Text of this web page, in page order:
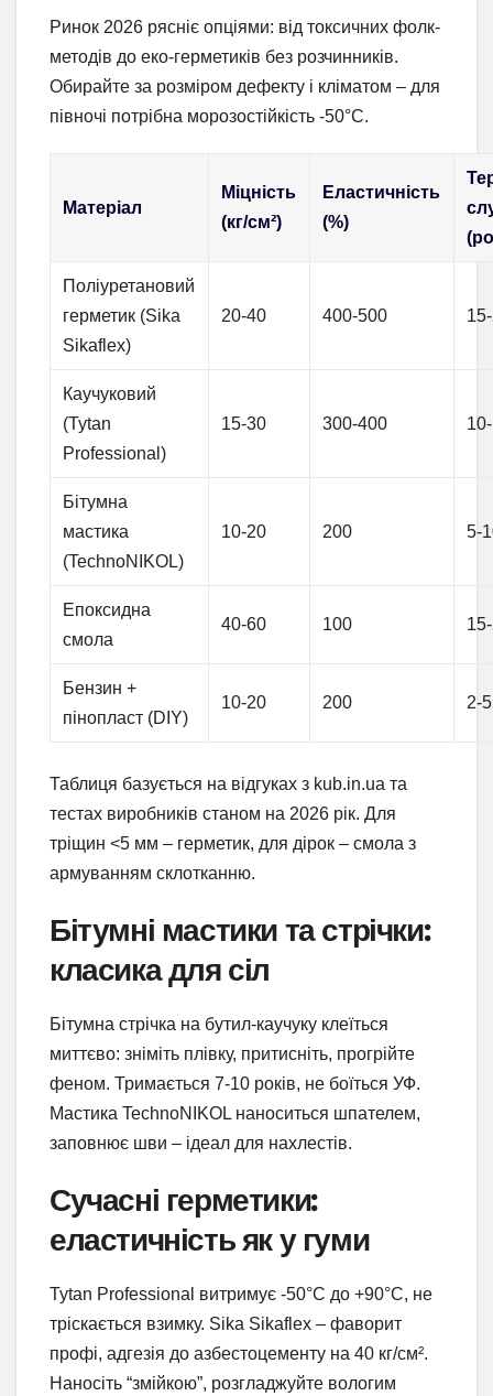
Ринок 2026 рясніє опціями: від токсичних фолк-
методів до еко-герметиків без розчинників.
Обирайте за розміром дефекту і кліматом – для
півночі потрібна морозостійкість -50°C.
Матеріал
Міцність
(кг/см²)
Еластичність
(%)
Поліуретановий
герметик (Sika
Sikaflex)
20-40 400-500
Каучуковий
(Tytan
Professional)
15-30 300-400
Бітумна
мастика
(TechnoNIKOL)
10-20 200 5-
Епоксидна
смола
40-60 100
Бензин +
пінопласт (DIY)
10-20 200 2-5
Таблиця базується на відгуках з kub.in.ua та
тестах виробників станом на 2026 рік. Для
тріщин <5 мм – герметик, для дірок – смола з
армуванням склотканню.
Бітумні мастики та стрічки:
класика для сіл
Бітумна стрічка на бутил-каучуку клеїться
миттєво: зніміть плівку, притисніть, прогрійте
феном. Тримається 7-10 років, не боїться УФ.
Мастика TechnoNIKOL наноситься шпателем,
заповнює шви – ідеал для нахлестів.
Сучасні герметики:
еластичність як у гуми
Tytan Professional витримує -50°C до +90°C, не
тріскається взимку. Sika Sikaflex – фаворит
профі, адгезія до азбестоцементу на 40 кг/см².
Наносіть “змійкою”, розгладжуйте вологим